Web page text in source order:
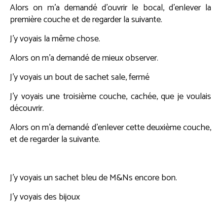
Alors on m’a demandé d’ouvrir le bocal, d’enlever la
première couche et de regarder la suivante.
J’y voyais la même chose.
Alors on m’a demandé de mieux observer.
J’y voyais un bout de sachet sale, fermé
J’y voyais une troisième couche, cachée, que je voulais
découvrir.
Alors on m’a demandé d’enlever cette deuxième couche,
et de regarder la suivante.
J’y voyais un sachet bleu de M&Ns encore bon.
J’y voyais des bijoux